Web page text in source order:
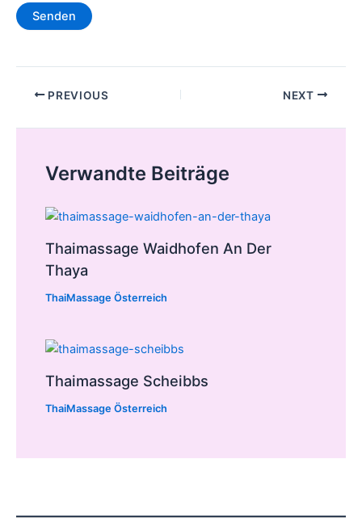
Post PREVIOUS NEXT
Verwandte Beiträge
Thaimassage Waidhofen An Der
Thaya
ThaiMassage Österreich
Thaimassage Scheibbs
ThaiMassage Österreich